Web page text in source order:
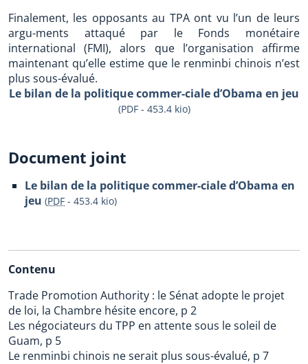
Finalement, les opposants au TPA ont vu l’un de leurs
argu-ments attaqué par le Fonds monétaire
international (FMI), alors que l’organisation affirme
maintenant qu’elle estime que le renminbi chinois n’est
plus sous-évalué.
Le bilan de la politique commer-ciale d’Obama en jeu
(PDF - 453.4 kio)
Document joint
Le bilan de la politique commer-ciale d’Obama en
jeu (PDF - 453.4 kio)
Contenu
Trade Promotion Authority : le Sénat adopte le projet
de loi, la Chambre hésite encore, p 2
Les négociateurs du TPP en attente sous le soleil de
Guam, p 5
Le renminbi chinois ne serait plus sous-évalué, p 7